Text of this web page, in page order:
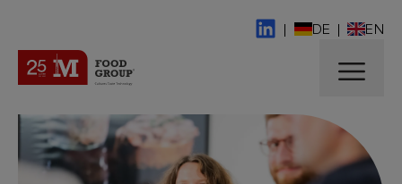
| DE | EN